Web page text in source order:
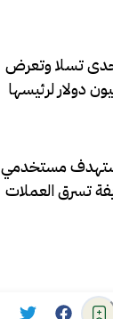
تسلا وتعرض
بقيمة 18 مليون دولار لرئيسها
مستخدمي
تسرق العملات